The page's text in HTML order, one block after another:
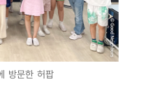
방문한 허팝